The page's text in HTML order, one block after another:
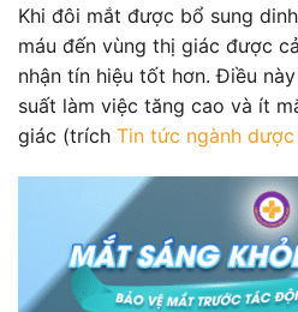
Khi đôi mắt được bổ sung
máu đến vùng thị giác được
nhận tín hiệu tốt hơn. Điều
suất làm việc tăng cao và ít
giác (trích Tin tức ngành dược